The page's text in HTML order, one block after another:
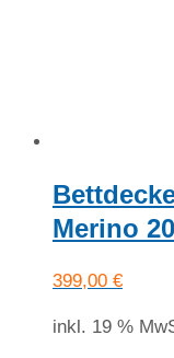
Merino
399,00 €
inkl. 19 %